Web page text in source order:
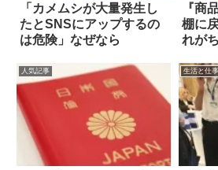
「カメムシが大量発生し
たとSNSにアップするの
は危険」なぜなら
『商
棚に
れが
人気記事 生活と仕事